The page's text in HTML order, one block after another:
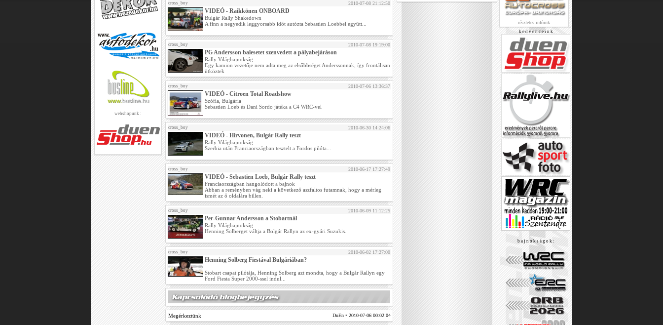
webshopunk :
cross_boy 2010-07-08 21:12:50
VIDEÓ - Raikkönen ONBOARD
Bulgár Rally Shakedown
A finn a negyedik leggyorsabb időt autózta Sebastien Loebbel együtt...
cross_boy 2010-07-08 19:19:00
PG Andersson balesetet szenvedett a pályabejáráson
Rally Világbajnokság
Egy kamion vezetője nem adta meg az elsőbbséget Anderssonnak, így frontálisan
ütköztek
cross_boy 2010-07-06 13:36:37
VIDEÓ - Citroen Total Roadshow
Szófia, Bulgária
Sebastien Loeb és Dani Sordo játéka a C4 WRC-vel
cross_boy 2010-06-30 14:24:06
VIDEÓ - Hirvonen, Bulgár Rally teszt
Rally Világbajnokság
Szerbia után Franciaországban tesztelt a Fordos pilóta...
cross_boy 2010-06-17 17:27:49
VIDEÓ - Sebastien Loeb, Bulgár Rally teszt
Franciaországban hangolódott a bajnok
Abban a reményben vág neki a következő aszfaltos futamnak, hogy a mérleg
ismét az ő oldalára billen.
cross_boy 2010-06-09 11:12:25
Per-Gunnar Andersson a Stobartnál
Rally Világbajnokság
Henning Solberget váltja a Bolgár Rallyn az ex-gyári Suzukis.
cross_boy 2010-06-02 17:27:00
Henning Solberg Fiestával Bulgáriában?
Stobart csapat pilótája, Henning Solberg azt mondta, hogy a Bulgár Rallyn egy
Ford Fiesta Super 2000-ssel indul...
Megérkeztünk DuEn • 2010-07-06 00:02:04
részletes infóink
k e d v e n c e i n k
b a j n o k s á g o k :